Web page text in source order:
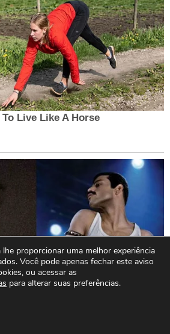
proporcionar uma melhor experiência
Você pode apenas fechar este aviso
ou acessar as
para alterar suas preferências.